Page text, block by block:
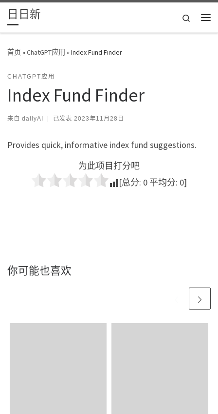
Skip to content
日日新
Search
首页»ChatGPT应用 »Index Fund Finder
CHATGPT应用
Index Fund Finder
来自 dailyAI | 已发表 2023年11月28日
Provides quick, informative index fund suggestions.
为此项目打分吧
[总分: 0 平均分: 0]
你可能也喜欢